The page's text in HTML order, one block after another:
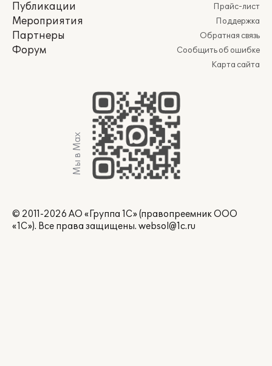
Публикации
Мероприятия
Партнеры
Форум
Прайс-лист
Поддержка
Обратная связь
Сообщить об ошибке
Карта сайта
Мы в Max
© 2011-2026 АО «Группа 1С» (правопреемник ООО
«1С»). Все права защищены. websol@1c.ru